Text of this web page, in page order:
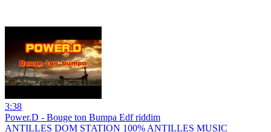
3:38
Power.D - Bouge ton Bumpa Edf riddim
ANTILLES DOM STATION 100% ANTILLES MUSIC